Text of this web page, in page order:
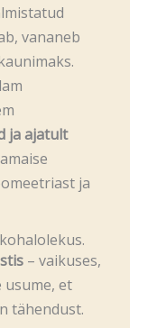
vananeb
ja ajatult
ja
– vaikuses,
usume, et
tähendust.